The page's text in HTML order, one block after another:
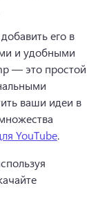
его в
и удобными
— это простой
ваши идеи в
YouTube.